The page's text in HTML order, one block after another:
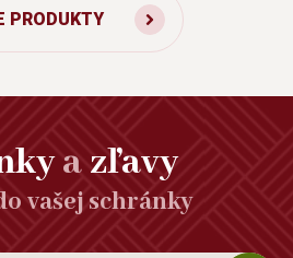
PRODUKTY
azľavy
vašej schránky